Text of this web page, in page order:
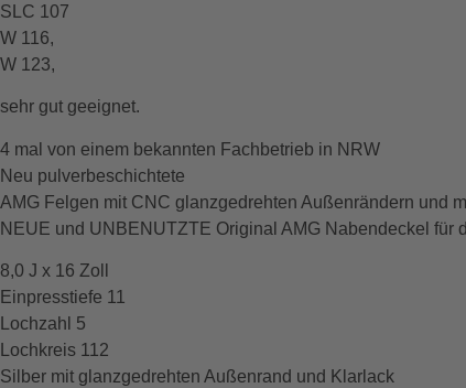
SLC 107
W 116,
W 123,
sehr gut geeignet.
4 mal von einem bekannten Fachbetrieb in NRW
Neu pulverbeschichtete
AMG Felgen mit CNC glanzgedrehten Außenrändern und
NEUE und UNBENUTZTE Original AMG Nabendeckel für
8,0 J x 16 Zoll
Einpresstiefe 11
Lochzahl 5
Lochkreis 112
Silber mit glanzgedrehten Außenrand und Klarlack